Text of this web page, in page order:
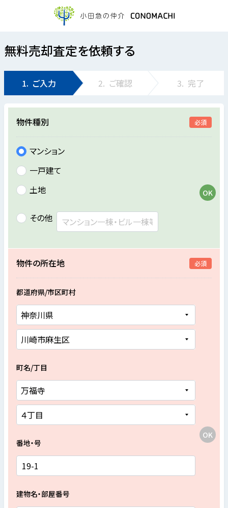
無料売却査定を依頼する
1. ご入力 2. ご確認 3. 完了
物件種別 必須
マンション
一戸建て
土地
その他
物件の所在地 必須
都道府県/市区町村
町名/丁目
番地・号
建物名・部屋番号